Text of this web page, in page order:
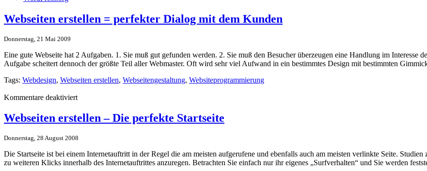
Webseiten erstellen = perfekter Dialog mit dem Kunden
Donnerstag, 21 Mai 2009
Eine gute Webseite hat 2 Aufgaben. 1. Sie muß gut gefunden werden. 2. Sie muß den Besucher überzeugen eine Handlung im Interesse
Aufgabe scheitert dennoch der größte Teil aller Webmaster. Oft wird sehr viel Aufwand in ein bestimmtes Design mit bestimmten
Tags: Webdesign, Webseiten erstellen, Webseitengestaltung, Websiteprogrammierung
Kommentare deaktiviertfür
erstellen
=
Dialog
dem
Kunden
Webseiten erstellen – Die perfekte Startseite
Donnerstag, 28 August 2008
Die Startseite ist bei einem Internetauftritt in der Regel die am meisten aufgerufene und ebenfalls auch am meisten verlinkte Seite.
zu weiteren Klicks innerhalb des Internetauftrittes anzuregen. Betrachten Sie einfach nur ihr eigenes „Surfverhalten“ und Sie werden